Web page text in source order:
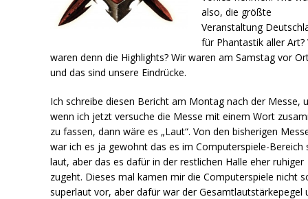
also, die größte
Veranstaltung
für Phantastik aller Art?
waren denn die Highlights? Wir waren am Samstag vor
und das sind unsere Eindrücke.
Ich schreibe diesen Bericht am Montag nach der Messe,
wenn ich jetzt versuche die Messe mit einem Wort
zu fassen, dann wäre es „Laut“. Von den bisherigen
war ich es ja gewohnt das es im Computerspiele-Bereich
laut, aber das es dafür in der restlichen Halle eher ruhiger
zugeht. Dieses mal kamen mir die Computerspiele nicht
superlaut vor, aber dafür war der Gesamtlautstärkepegel